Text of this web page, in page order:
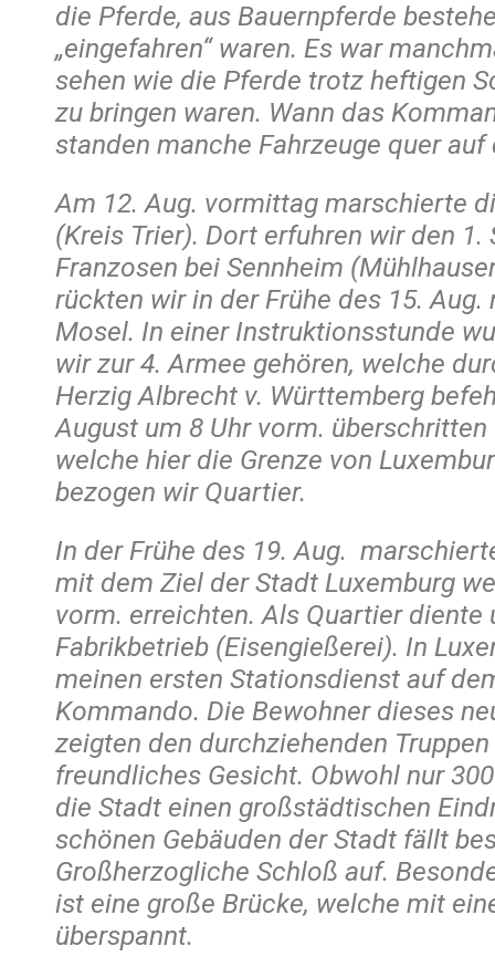
die Pferde, aus Bauernpferde
„eingefahren“ waren. Es war
sehen wie die Pferde trotz heftigen
zu bringen waren. Wann das
standen manche Fahrzeuge quer auf
Am 12. Aug. vormittag marschierte
(Kreis Trier). Dort erfuhren wir den 1.
Franzosen bei Sennheim
rückten wir in der Frühe des 15. Aug.
Mosel. In einer Instruktionsstunde
wir zur 4. Armee gehören, welche
Herzig Albrecht v. Württemberg
August um 8 Uhr vorm.
welche hier die Grenze von
bezogen wir Quartier.
In der Frühe des 19. Aug.
mit dem Ziel der Stadt Luxemburg
vorm. erreichten. Als Quartier diente
Fabrikbetrieb (Eisengießerei). In
meinen ersten Stationsdienst auf
Kommando. Die Bewohner dieses
zeigten den durchziehenden
freundliches Gesicht. Obwohl nur
die Stadt einen großstädtischen
schönen Gebäuden der Stadt fällt
Großherzogliche Schloß auf.
ist eine große Brücke, welche mit
überspannt.